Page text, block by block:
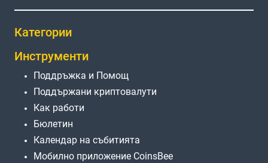
Категории
Инструменти
Поддръжка и Помощ
Поддържани криптовалути
Как работи
Бюлетин
Календар на събитията
Мобилно приложение CoinsBee